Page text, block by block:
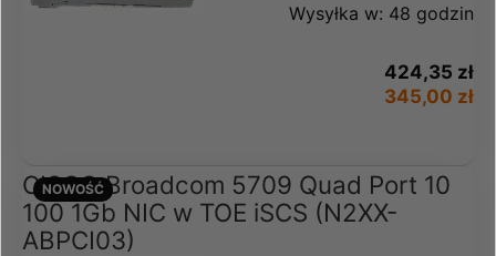
Wysyłka w: 48 godzin
424,35 zł
345,00 zł
CISCO Broadcom 5709 Quad Port 10
100 1Gb NIC w TOE iSCS (N2XX-
ABPCI03)
NOWOŚĆ